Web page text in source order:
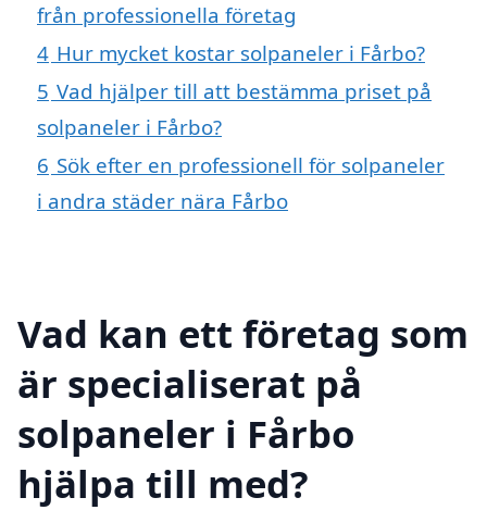
från professionella företag
4 Hur mycket kostar solpaneler i Fårbo?
5 Vad hjälper till att bestämma priset på
solpaneler i Fårbo?
6 Sök efter en professionell för solpaneler
i andra städer nära Fårbo
Vad kan ett företag som
är specialiserat på
solpaneler i Fårbo
hjälpa till med?